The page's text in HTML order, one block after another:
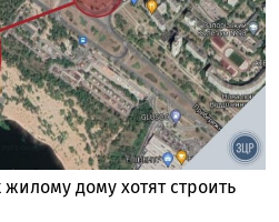
дому хотят строить